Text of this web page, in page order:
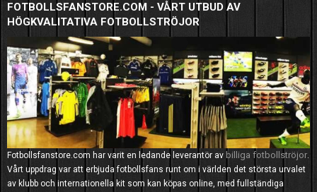
FOTBOLLSFANSTORE.COM - VÅRT UTBUD AV
HÖGKVALITATIVA FOTBOLLSTRÖJOR
Fotbollsfanstore.com har varit en ledande leverantör av billiga fotbollströjor.
Vårt uppdrag var att erbjuda fotbollsfans runt om i världen det största urvalet
av klubb och internationella kit som kan köpas online, med fullständiga